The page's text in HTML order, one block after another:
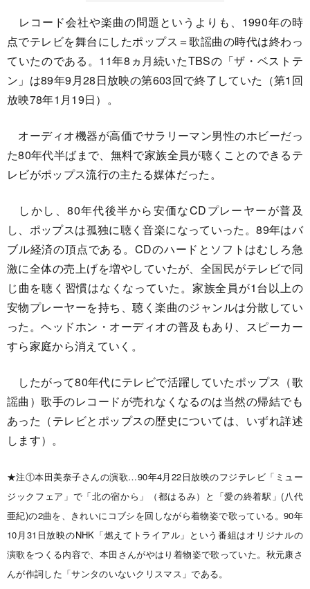
レコード会社や楽曲の問題というよりも、1990年の時
点でテレビを舞台にしたポップス＝歌謡曲の時代は終わっ
ていたのである。11年8ヵ月続いたTBSの「ザ・ベストテ
ン」は89年9月28日放映の第603回で終了していた（第1回
放映78年1月19日）。
オーディオ機器が高価でサラリーマン男性のホビーだっ
た80年代半ばまで、無料で家族全員が聴くことのできるテ
レビがポップス流行の主たる媒体だった。
しかし、80年代後半から安価なCDプレーヤーが普及
し、ポップスは孤独に聴く音楽になっていった。89年はバ
ブル経済の頂点である。CDのハードとソフトはむしろ急
激に全体の売上げを増やしていたが、全国民がテレビで同
じ曲を聴く習慣はなくなっていた。家族全員が1台以上の
安物プレーヤーを持ち、聴く楽曲のジャンルは分散してい
った。ヘッドホン・オーディオの普及もあり、スピーカー
すら家庭から消えていく。
したがって80年代にテレビで活躍していたポップス（歌
謡曲）歌手のレコードが売れなくなるのは当然の帰結でも
あった（テレビとポップスの歴史については、いずれ詳述
します）。
★注①本田美奈子さんの演歌…90年4月22日放映のフジテレビ「ミュー
ジックフェア」で「北の宿から」（都はるみ）と「愛の終着駅」(八代
亜紀)の2曲を、きれいにコブシを回しながら着物姿で歌っている。90年
10月31日放映のNHK「燃えてトライアル」という番組はオリジナルの
演歌をつくる内容で、本田さんがやはり着物姿で歌っていた。秋元康さ
んが作詞した「サンタのいないクリスマス」である。